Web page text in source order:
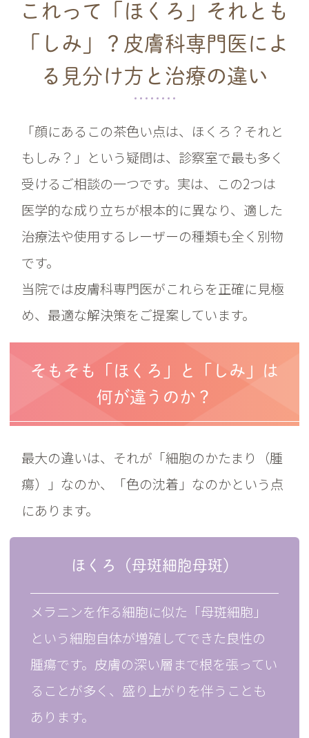
これって「ほくろ」それとも
「しみ」？ 皮膚科専門医によ
る見分け方と治療の違い
「顔にあるこの茶色い点は、ほくろ？それと
もしみ？」という疑問は、診察室で最も多く
受けるご相談の一つです。実は、この2つは
医学的な成り立ちが根本的に異なり、適した
治療法や使用するレーザーの種類も全く別物
です。
当院では皮膚科専門医がこれらを正確に見極
め、最適な解決策をご提案しています。
そもそも「ほくろ」と「しみ」は
何が違うのか？
最大の違いは、それが「細胞のかたまり（腫
瘍）」なのか、「色の沈着」なのかという点
にあります。
ほくろ（母斑細胞母斑）
メラニンを作る細胞に似た「母斑細胞」
という細胞自体が増殖してできた良性の
腫瘍です。皮膚の深い層まで根を張ってい
ることが多く、盛り上がりを伴うことも
あります。